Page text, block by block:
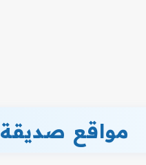
مواقع صديقة